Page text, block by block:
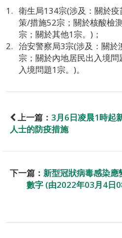
衛生局134宗(涉及：關於
策/措施52宗；關於核酸檢
宗；關於其他1宗。)；
治安警察局3宗(涉及：關於
宗；關於內地居民出入境
入境問題1宗。)。
上一篇： 3月6日凌晨1時起
人士的防疫措施
下一篇： 新型冠狀病毒感染
數字 (由2022年03月4日